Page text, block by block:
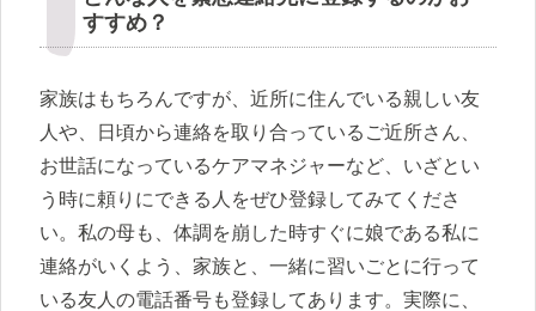
すすめ？
家族はもちろんですが、近所に住んでいる親しい友
人や、日頃から連絡を取り合っているご近所さん、
お世話になっているケアマネジャーなど、いざとい
う時に頼りにできる人をぜひ登録してみてくださ
い。私の母も、体調を崩した時すぐに娘である私に
連絡がいくよう、家族と、一緒に習いごとに行って
いる友人の電話番号も登録してあります。実際に、